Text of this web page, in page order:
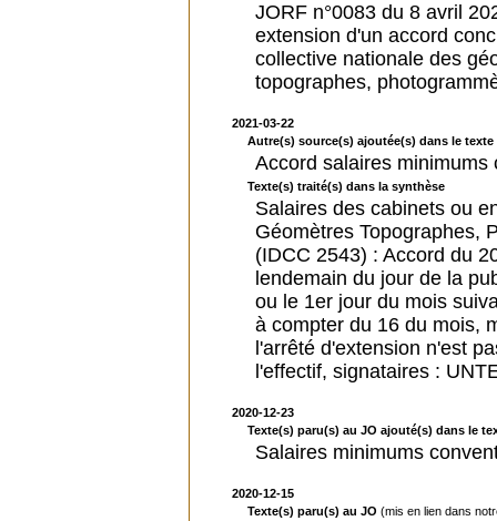
JORF n°0083 du 8 avril
extension d'un accord
collective nationale des
topographes,
2021-03-22
Autre(s) source(s) ajoutée(s) dans le
Accord salaires
Texte(s) traité(s) dans la synthèse
Salaires des cabinets ou
Géomètres Topographes,
(IDCC 2543) : Accord du
lendemain du jour de la
ou le 1er jour du mois
à compter du 16 du mois,
l'arrêté d'extension n'est
l'effectif, signataires :
2020-12-23
Texte(s) paru(s) au JO ajouté(s) dans le
Salaires minimums
2020-12-15
Texte(s) paru(s) au JO (mis en lien dans